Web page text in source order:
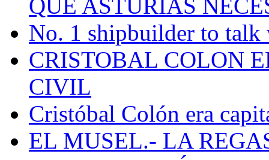
QUE ASTURIAS
No. 1 shipbuilder to talk
CRISTOBAL COLON
CIVIL
Cristóbal Colón era
EL MUSEL.- LA